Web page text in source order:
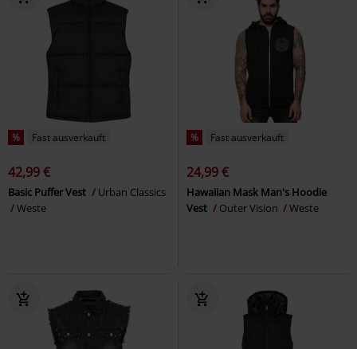
% Fast ausverkauft
42,99 €
Basic Puffer Vest
Urban Classics
Weste
% Fast ausverkauft
24,99 €
Hawaiian Mask Man's Hoodie
Vest
Outer Vision Weste